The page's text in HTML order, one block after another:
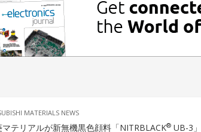
MATERIALS NEWS
マテリアルが新無機黒色顔料「NITRBLACK®UB-3